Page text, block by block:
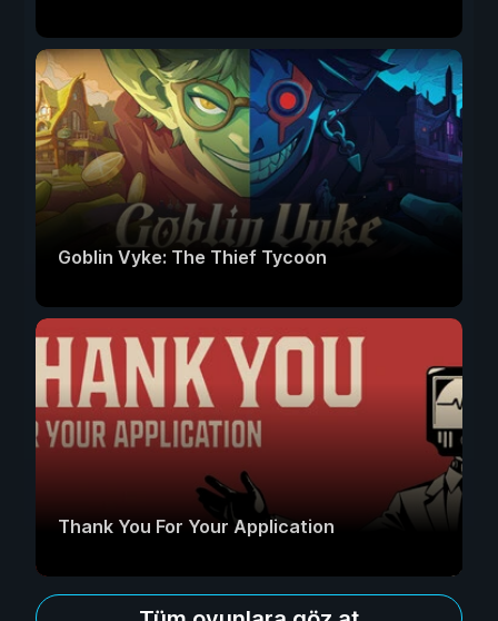
Goblin Vyke: The Thief Tycoon
Thank You For Your Application